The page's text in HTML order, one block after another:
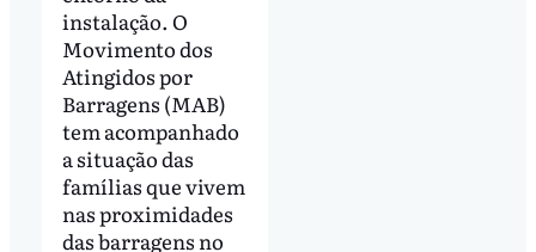
instalação. O
Movimento dos
Atingidos por
Barragens (MAB)
tem acompanhado
a situação das
famílias que vivem
nas proximidades
das barragens no